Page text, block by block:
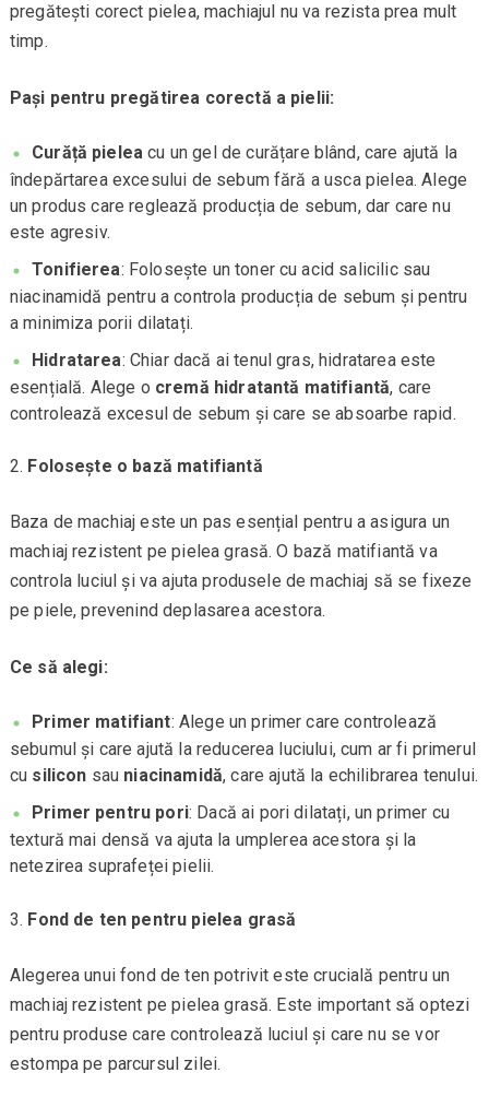
pregătești corect pielea, machiajul nu va rezista prea mult
timp.
Pași pentru pregătirea corectă a pielii:
Curăță pielea cu un gel de curățare blând, care ajută la
îndepărtarea excesului de sebum fără a usca pielea. Alege
un produs care reglează producția de sebum, dar care nu
este agresiv.
Tonifierea: Folosește un toner cu acid salicilic sau
niacinamidă pentru a controla producția de sebum și pentru
a minimiza porii dilatați.
Hidratarea: Chiar dacă ai tenul gras, hidratarea este
esențială. Alege o cremă hidratantă matifiantă, care
controlează excesul de sebum și care se absoarbe rapid.
Folosește o bază matifiantă
Baza de machiaj este un pas esențial pentru a asigura un
machiaj rezistent pe pielea grasă. O bază matifiantă va
controla luciul și va ajuta produsele de machiaj să se fixeze
pe piele, prevenind deplasarea acestora.
Ce să alegi:
Primer matifiant: Alege un primer care controlează
sebumul și care ajută la reducerea luciului, cum ar fi primerul
cu silicon sau niacinamidă, care ajută la echilibrarea tenului.
Primer pentru pori: Dacă ai pori dilatați, un primer cu
textură mai densă va ajuta la umplerea acestora și la
netezirea suprafeței pielii.
Fond de ten pentru pielea grasă
Alegerea unui fond de ten potrivit este crucială pentru un
machiaj rezistent pe pielea grasă. Este important să optezi
pentru produse care controlează luciul și care nu se vor
estompa pe parcursul zilei.